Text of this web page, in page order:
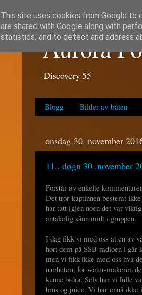
Aurora
Discovery 55
Blogg Bilder av båten
onsdag 30. november
11.. døgn 30 .november
Forstår av enkelte
Det tror kaptinnen bestemt
har tatt igjen noen det var
antakelig sånn midt i gruppen.
I dag fikk vi med oss at en av
hørt dem på SSB-radioen i går
men vi fikk ikke med oss hva
nærheten, for water-makeren
kunne bidra. Selv har vi fulle
brus og juice. Vi har ennå ikke
This site uses cookies from Google to
are shared with Google along with
statistics, and to detect and address